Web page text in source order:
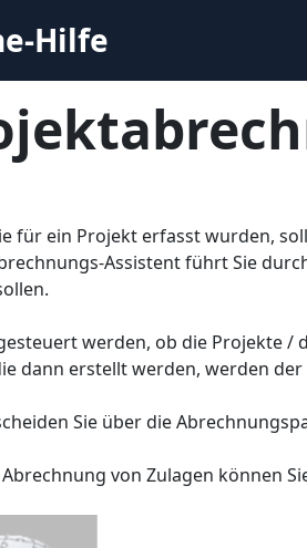
Hilfe
für ein Projekt erfasst wurden,
Assistent führt Sie
werden, ob die Projekte
dann erstellt werden, werden
Sie über die
von Zulagen können